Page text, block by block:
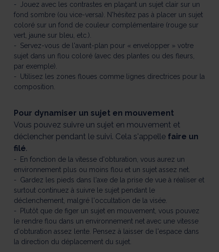
Jouez avec les contrastes en plaçant un sujet clair sur un
fond sombre (ou vice-versa). N'hésitez pas à placer un sujet
coloré sur un fond de couleur complémentaire (rouge sur
vert, jaune sur bleu, etc.).
Servez-vous de l'avant-plan pour « envelopper » votre
sujet dans un flou coloré (avec des plantes ou des fleurs,
par exemple).
Utilisez les zones floues comme lignes directrices pour la
composition.
Pour dynamiser un sujet en mouvement
Vous pouvez suivre un sujet en mouvement et
déclencher pendant le suivi. Cela s'appelle faire un
filé.
En fonction de la vitesse d'obturation, vous aurez un
environnement plus ou moins flou et un sujet assez net.
Gardez les pieds dans l'axe de la prise de vue à réaliser et
surtout continuez à suivre le sujet pendant le
déclenchement, malgré l'occultation de la visée.
Plutôt que de figer un sujet en mouvement, vous pouvez
le rendre flou dans un environnement net avec une vitesse
d'obturation assez lente. Pensez à laisser de l'espace dans
la direction du déplacement du sujet.